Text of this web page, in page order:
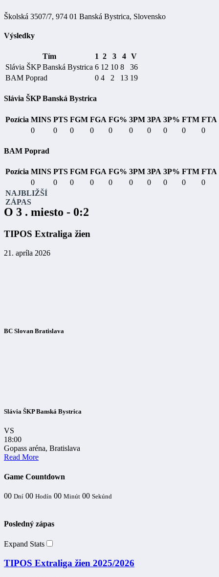
Školská 3507/7, 974 01 Banská Bystrica, Slovensko
Výsledky
Tím 1 2 3 4 V
Slávia ŠKP Banská Bystrica 6 12 10 8
36
BAM Poprad
0 4 2 13 19
Slávia ŠKP Banská Bystrica
Pozícia MINS PTS FGM FGA FG% 3PM 3PA 3P% FTM FTA
0
0 0 0 0 0 0 0 0 0
BAM Poprad
Pozícia MINS PTS FGM FGA FG% 3PM 3PA 3P% FTM FTA
0
0 0 0 0 0 0 0 0
0
NAJBLIŽŠÍ
ZÁPAS
O 3 . miesto - 0:2
TIPOS Extraliga žien
21. apríla 2026
BC Slovan Bratislava
Slávia ŠKP Banská Bystrica
VS
18:00
Gopass aréna, Bratislava
Read More
Game Countdown
00 Dní 00 Hodín 00 Minút 00 Sekúnd
Posledný zápas
Expand Stats
TIPOS Extraliga žien 2025/2026